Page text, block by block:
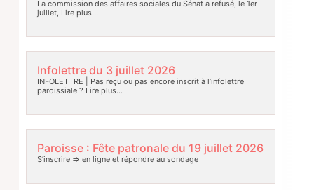
La commission des affaires sociales du Sénat a refusé, le 1er
juillet, Lire plus…
Infolettre du 3 juillet 2026
INFOLETTRE | Pas reçu ou pas encore inscrit à l’infolettre
paroissiale ? Lire plus…
Paroisse : Fête patronale du 19 juillet 2026
S’inscrire => en ligne et répondre au sondage